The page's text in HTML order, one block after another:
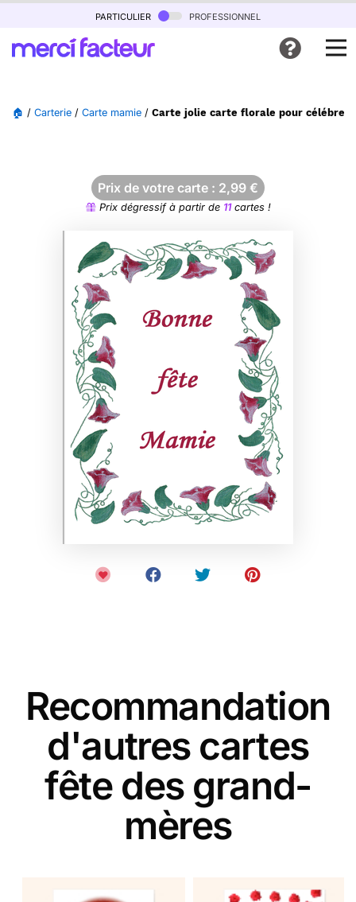
particulier professionnel
🏠 / Carterie / Carte mamie / Carte jolie carte florale pour célébrer
Prix de votre carte : 2,99 €
Prix dégressif à partir de 11cartes !
Recommandation
d'autres cartes
fête des grand-
mères